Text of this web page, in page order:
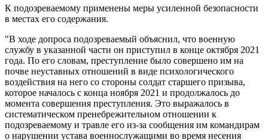
К подозреваемому применены меры усиленной безопасности
в местах его содержания.
"В ходе допроса подозреваемый объяснил, что военную
службу в указанной части он приступил в конце октября 2021
года. По его словам, преступление было совершено им на
почве неуставных отношений в виде психологического
воздействия на него со стороны солдат старшего призыва,
которое началось с конца ноября 2021 и продолжалось до
момента совершения преступления. Это выражалось в
систематическом пренебрежительном отношении к
подозреваемому и травле его из-за сообщения им командирам
о нарушении устава военнослужащими во время несения